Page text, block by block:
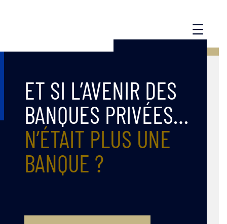
ET SI L’AVENIR DES
BANQUES PRIVÉES…
N’ÉTAIT PLUS UNE
BANQUE ?